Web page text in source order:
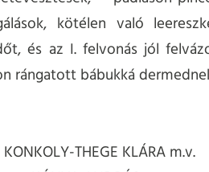
kötélen való
és az I. felvonás jól
rángatott bábukká
THEGE KLÁRA m.v.